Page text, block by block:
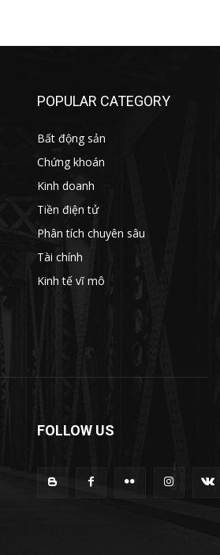
POPULAR CATEGORY
Bất động sản
Chứng khoán
Kinh doanh
Tiền điện tử
Phân tích chuyên sâu
Tài chính
Kinh tế vĩ mô
FOLLOW US